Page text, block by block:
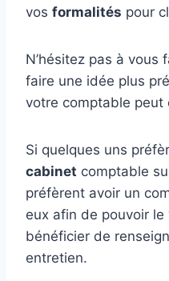
vos formalités pour
N’hésitez pas à vous
faire une idée plus
votre comptable peut
Si quelques uns
cabinet comptable
préfèrent avoir un
eux afin de pouvoir
bénéficier de
entretien.